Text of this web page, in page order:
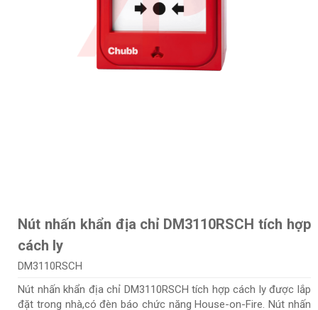
Nút nhấn khẩn địa chỉ DM3110RSCH tích hợp
cách ly
DM3110RSCH
Nút nhấn khẩn địa chỉ DM3110RSCH tích hợp cách ly được lắp
đặt trong nhà,có đèn báo chức năng House-on-Fire. Nút nhấn